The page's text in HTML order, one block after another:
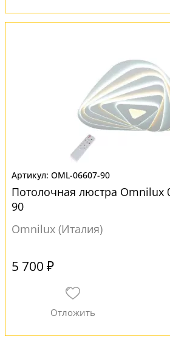
OML-06607-90
Потолочная люстра Omnilux
90
Omnilux (Италия)
5 700 ₽